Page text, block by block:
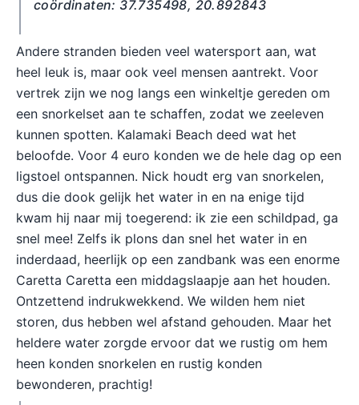
coördinaten: 37.735498, 20.892843
Andere stranden bieden veel watersport aan, wat
heel leuk is, maar ook veel mensen aantrekt. Voor
vertrek zijn we nog langs een winkeltje gereden om
een snorkelset aan te schaffen, zodat we zeeleven
kunnen spotten. Kalamaki Beach deed wat het
beloofde. Voor 4 euro konden we de hele dag op een
ligstoel ontspannen. Nick houdt erg van snorkelen,
dus die dook gelijk het water in en na enige tijd
kwam hij naar mij toegerend: ik zie een schildpad, ga
snel mee! Zelfs ik plons dan snel het water in en
inderdaad, heerlijk op een zandbank was een enorme
Caretta Caretta een middagslaapje aan het houden.
Ontzettend indrukwekkend. We wilden hem niet
storen, dus hebben wel afstand gehouden. Maar het
heldere water zorgde ervoor dat we rustig om hem
heen konden snorkelen en rustig konden
bewonderen, prachtig!